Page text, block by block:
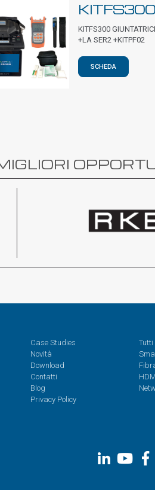
KITFS300
KITFS300
+LA SER2 +KITPF02
SCHEDA
Case Studies
Novità
Download
Contatti
Blog
Privacy Policy